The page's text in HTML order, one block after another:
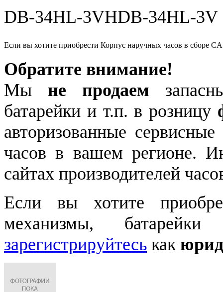
DB-34HL-3VHDB-34HL-3V
Если вы хотите приобрести Корпус наручных часов в сборе
Обратите внимание!
Мы не продаем
батарейки и т.п. в розницу
авторизованные
часов в вашем регионе.
сайтах производителей
Если вы хотите
механизмы,
зарегистрируйтесь как